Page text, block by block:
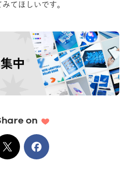
てほしいです。
on
XでシェアFacebook